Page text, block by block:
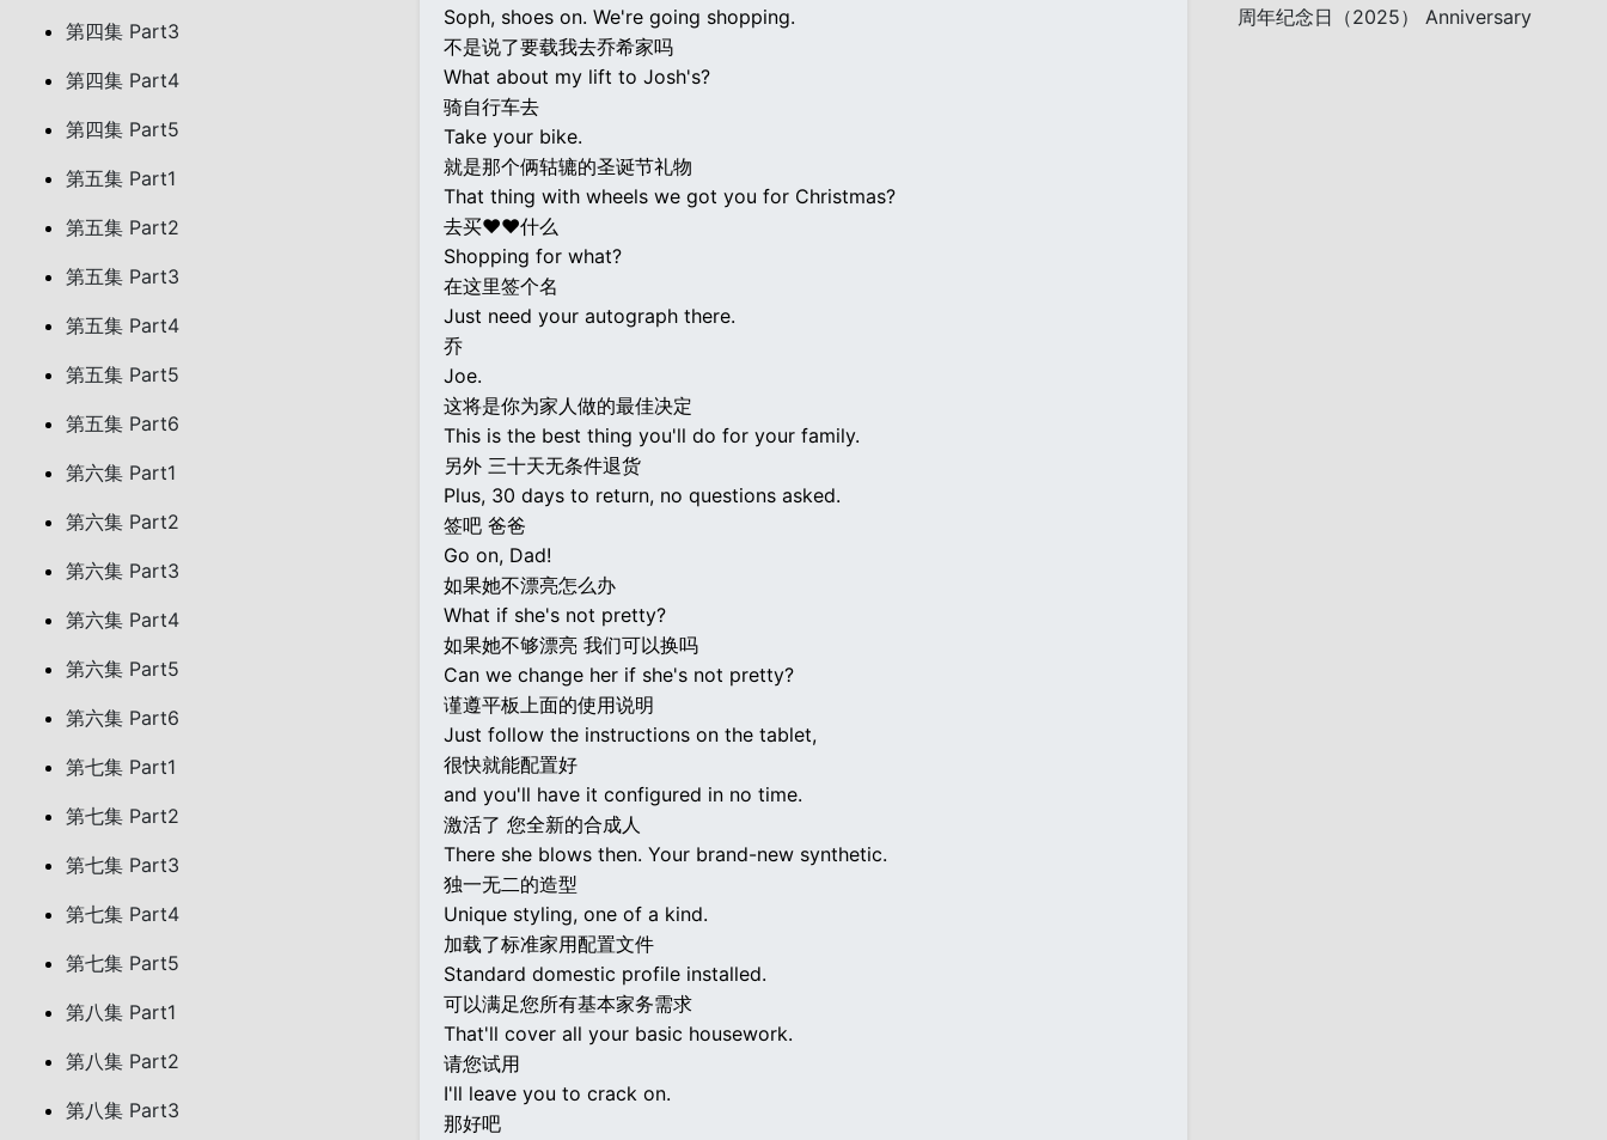
第四集 Part3
第四集 Part4
第四集 Part5
第五集 Part1
第五集 Part2
第五集 Part3
第五集 Part4
第五集 Part5
第五集 Part6
第六集 Part1
第六集 Part2
第六集 Part3
第六集 Part4
第六集 Part5
第六集 Part6
第七集 Part1
第七集 Part2
第七集 Part3
第七集 Part4
第七集 Part5
第八集 Part1
第八集 Part2
第八集 Part3
Soph, shoes on. We're going shopping.
不是说了要载我去乔希家吗
What about my lift to Josh's?
骑自行车去
Take your bike.
就是那个俩轱辘的圣诞节礼物
That thing with wheels we got you for Christmas?
去买♥♥什么
Shopping for what?
在这里签个名
Just need your autograph there.
乔
Joe.
这将是你为家人做的最佳决定
This is the best thing you'll do for your family.
另外 三十天无条件退货
Plus, 30 days to return, no questions asked.
签吧 爸爸
Go on, Dad!
如果她不漂亮怎么办
What if she's not pretty?
如果她不够漂亮 我们可以换吗
Can we change her if she's not pretty?
谨遵平板上面的使用说明
Just follow the instructions on the tablet,
很快就能配置好
and you'll have it configured in no time.
激活了 您全新的合成人
There she blows then. Your brand-new synthetic.
独一无二的造型
Unique styling, one of a kind.
加载了标准家用配置文件
Standard domestic profile installed.
可以满足您所有基本家务需求
That'll cover all your basic housework.
请您试用
I'll leave you to crack on.
那好吧
周年纪念日（2025） Anniversary